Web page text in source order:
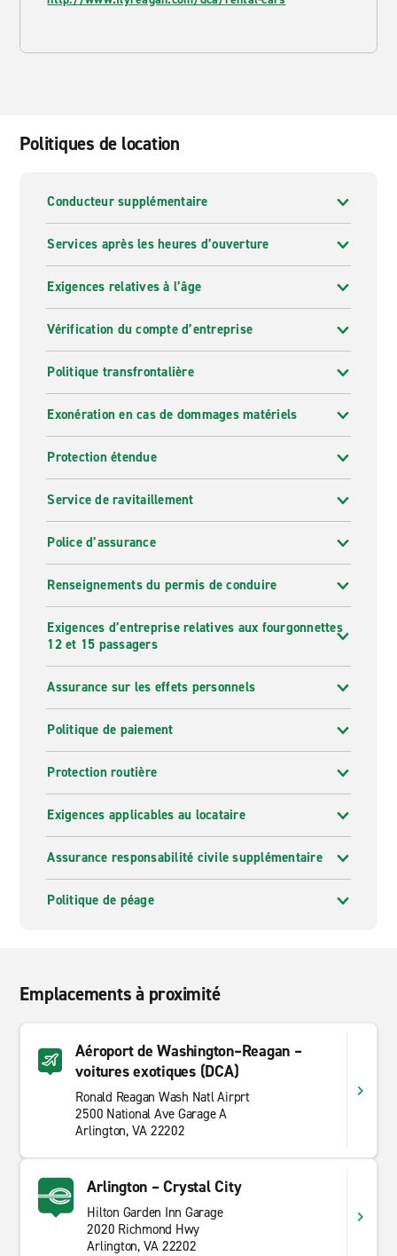
Politiques de location
Conducteur supplémentaire
Services après les heures d’ouverture
Exigences relatives à l’âge
Vérification du compte d’entreprise
Politique transfrontalière
Exonération en cas de dommages matériels
Protection étendue
Service de ravitaillement
Police d’assurance
Renseignements du permis de conduire
Exigences d’entreprise relatives aux fourgonnettes
12 et 15 passagers
Assurance sur les effets personnels
Politique de paiement
Protection routière
Exigences applicables au locataire
Assurance responsabilité civile supplémentaire
Politique de péage
Emplacements à proximité
Aéroport de Washington–Reagan –
voitures exotiques (DCA)
Ronald Reagan Wash Natl Airprt
2500 National Ave Garage A
Arlington, VA 22202
Arlington – Crystal City
Hilton Garden Inn Garage
2020 Richmond Hwy
Arlington, VA 22202